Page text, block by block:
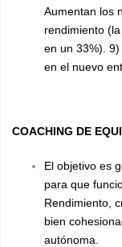
Aumentan los
rendimiento
en un 33%). 9)
en el nuevo
COACHING DE
El objetivo es
para que
Rendimiento,
bien
autónoma.